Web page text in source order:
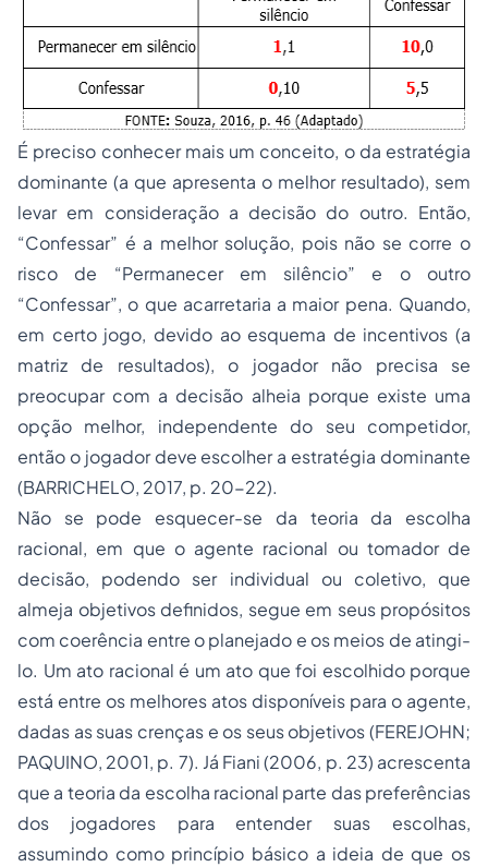
É preciso conhecer mais um conceito, o da estratégia
dominante (a que apresenta o melhor resultado), sem
levar em consideração a decisão do outro. Então,
“Confessar” é a melhor solução, pois não se corre o
risco de “Permanecer em silêncio” e o outro
“Confessar”, o que acarretaria a maior pena. Quando,
em certo jogo, devido ao esquema de incentivos (a
matriz de resultados), o jogador não precisa se
preocupar com a decisão alheia porque existe uma
opção melhor, independente do seu competidor,
então o jogador deve escolher a estratégia dominante
(BARRICHELO, 2017, p. 20-22).
Não se pode esquecer-se da teoria da escolha
racional, em que o agente racional ou tomador de
decisão, podendo ser individual ou coletivo, que
almeja objetivos definidos, segue em seus propósitos
com coerência entre o planejado e os meios de atingi-
lo. Um ato racional é um ato que foi escolhido porque
está entre os melhores atos disponíveis para o agente,
dadas as suas crenças e os seus objetivos (FEREJOHN;
PAQUINO, 2001, p. 7). Já Fiani (2006, p. 23) acrescenta
que a teoria da escolha racional parte das preferências
dos jogadores para entender suas escolhas,
assumindo como princípio básico a ideia de que os